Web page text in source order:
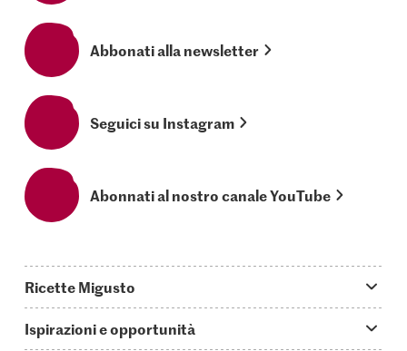
Abbonati alla newsletter
Seguici su Instagram
Abonnati al nostro canale YouTube
Ricette Migusto
Ispirazioni e opportunità